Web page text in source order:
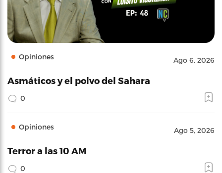
Opiniones Ago 6, 2026
Asmáticos y el polvo del Sahara
0
Opiniones Ago 5, 2026
Terror a las 10 AM
0